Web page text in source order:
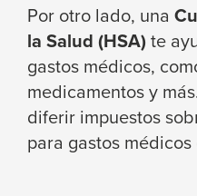
Por otro lado, una
la Salud (HSA) te
gastos médicos,
medicamentos y
diferir impuestos
para gastos